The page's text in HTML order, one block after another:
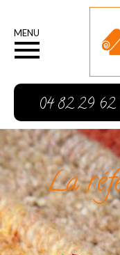
MENU
04 82 29 62
La